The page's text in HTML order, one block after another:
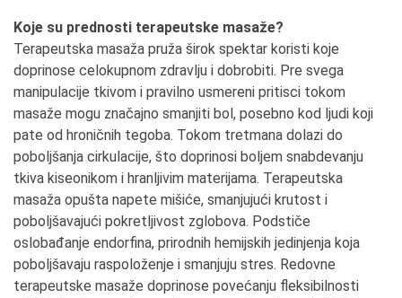
Koje su prednosti terapeutske masaže?
Terapeutska masaža pruža širok spektar koristi koje
doprinose celokupnom zdravlju i dobrobiti. Pre svega
manipulacije tkivom i pravilno usmereni pritisci tokom
masaže mogu značajno smanjiti bol, posebno kod ljudi koji
pate od hroničnih tegoba. Tokom tretmana dolazi do
poboljšanja cirkulacije, što doprinosi boljem snabdevanju
tkiva kiseonikom i hranljivim materijama. Terapeutska
masaža opušta napete mišiće, smanjujući krutost i
poboljšavajući pokretljivost zglobova. Podstiče
oslobađanje endorfina, prirodnih hemijskih jedinjenja koja
poboljšavaju raspoloženje i smanjuju stres. Redovne
terapeutske masaže doprinose povećanju fleksibilnosti